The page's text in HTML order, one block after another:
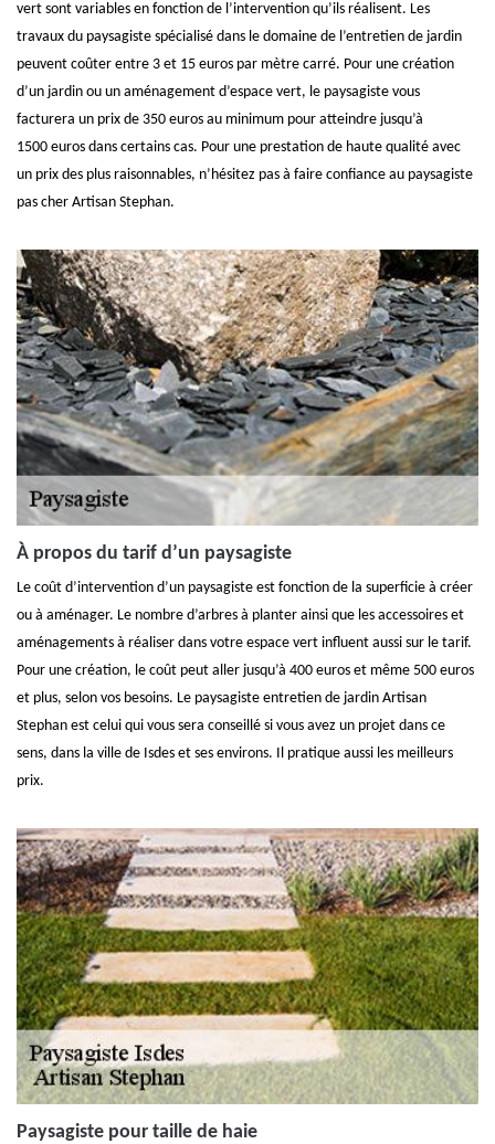
vert sont variables en fonction de l’intervention qu’ils réalisent. Les
travaux du paysagiste spécialisé dans le domaine de l’entretien de jardin
peuvent coûter entre 3 et 15 euros par mètre carré. Pour une création
d’un jardin ou un aménagement d’espace vert, le paysagiste vous
facturera un prix de 350 euros au minimum pour atteindre jusqu’à
1500 euros dans certains cas. Pour une prestation de haute qualité avec
un prix des plus raisonnables, n’hésitez pas à faire confiance au paysagiste
pas cher Artisan Stephan.
À propos du tarif d’un paysagiste
Le coût d’intervention d’un paysagiste est fonction de la superficie à créer
ou à aménager. Le nombre d’arbres à planter ainsi que les accessoires et
aménagements à réaliser dans votre espace vert influent aussi sur le tarif.
Pour une création, le coût peut aller jusqu’à 400 euros et même 500 euros
et plus, selon vos besoins. Le paysagiste entretien de jardin Artisan
Stephan est celui qui vous sera conseillé si vous avez un projet dans ce
sens, dans la ville de Isdes et ses environs. Il pratique aussi les meilleurs
prix.
Paysagiste pour taille de haie